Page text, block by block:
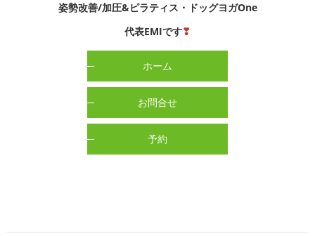
姿勢改善/加圧&ピラティス・ドッグヨガOne
代表EMIです❣
ホーム
お問合せ
予約